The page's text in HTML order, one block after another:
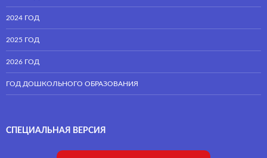
2024 ГОД
2025 ГОД
2026 ГОД
ГОД ДОШКОЛЬНОГО ОБРАЗОВАНИЯ
СПЕЦИАЛЬНАЯ ВЕРСИЯ